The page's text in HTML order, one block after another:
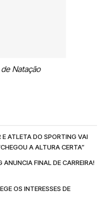
Natação
ATLETA DO SPORTING VAI
A ALTURA CERTA”
FINAL DE CARREIRA!
OS INTERESSES DE